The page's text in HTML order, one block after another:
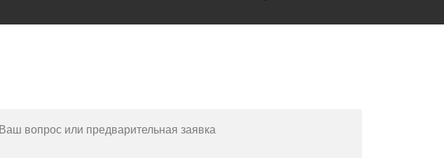
Ваш вопрос или предварительная заявка